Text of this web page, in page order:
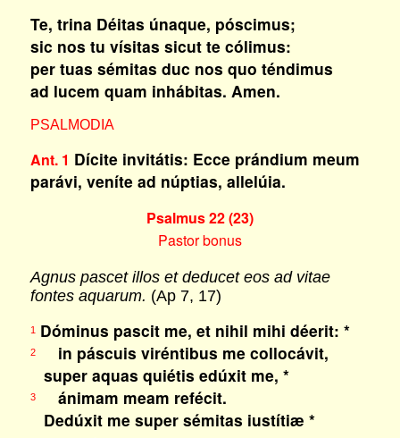
Te, trina Déitas únaque, póscimus;
sic nos tu vísitas sicut te cólimus:
per tuas sémitas duc nos quo téndimus
ad lucem quam inhábitas. Amen.
PSALMODIA
Ant. 1 Dícite invitátis: Ecce prándium meum
parávi, veníte ad núptias, allelúia.
Psalmus 22 (23)
Pastor bonus
Agnus pascet illos et deducet eos ad vitae
fontes aquarum. (Ap 7, 17)
1Dóminus pascit me, et nihil mihi déerit: *
2in páscuis viréntibus me collocávit,
super aquas quiétis edúxit me, *
3ánimam meam refécit.
Dedúxit me super sémitas iustítiæ *